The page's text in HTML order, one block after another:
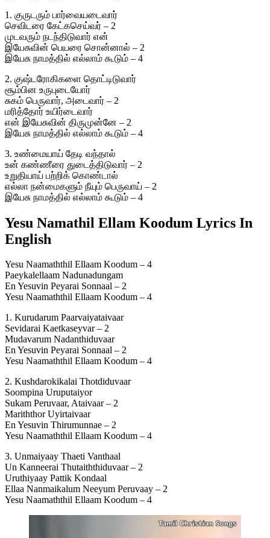
1. குருடரும் பார்வையடைவார்
செவிடரை கேட்கசெய்வர் – 2
முடவரும் நடந்திடுவார் என்
இயேசுவின் பெயரை சொன்னால் – 2
இயேசு நாமத்தில் எல்லாம் கூடும் – 4
2. குஷ்டரோகிகளை தொட்டிடுவார்
சூம்பின உருபுடையோர்
சுகம் பெருவார், அடைவார் – 2
மரித்தோர் உயிர்டைவார்
என் இயேசுவின் திருமுன்னே – 2
இயேசு நாமத்தில் எல்லாம் கூடும் – 4
3. உண்மையாய் தேடி வந்தால்
உன் கண்ணீரை துடைத்திடுவார் – 2
உறுதியாய் பற்றிக் கொண்டால்
எல்லா நன்மைகளும் நீயும் பெருவாய் – 2
இயேசு நாமத்தில் எல்லாம் கூடும் – 4
Yesu Namathil Ellam Koodum Lyrics In
English
Yesu Naamaththil Ellaam Koodum – 4
Paeykalellaam Nadunadungam
En Yesuvin Peyarai Sonnaal – 2
Yesu Naamaththil Ellaam Koodum – 4
1. Kurudarum Paarvaiyataivaar
Sevidarai Kaetkaseyvar – 2
Mudavarum Nadanthiduvaar
En Yesuvin Peyarai Sonnaal – 2
Yesu Naamaththil Ellaam Koodum – 4
2. Kushdarokikalai Thotdiduvaar
Soompina Uruputaiyor
Sukam Peruvaar, Ataivaar – 2
Mariththor Uyirtaivaar
En Yesuvin Thirumunnae – 2
Yesu Naamaththil Ellaam Koodum – 4
3. Unmaiyaay Thaeti Vanthaal
Un Kanneerai Thutaiththiduvaar – 2
Uruthiyaay Pattik Kondaal
Ellaa Nanmaikalum Neeyum Peruvaay – 2
Yesu Naamaththil Ellaam Koodum – 4